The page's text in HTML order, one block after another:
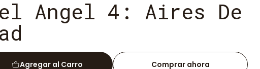
Angel 4: Aires De
Agregar al Carro Comprar ahora